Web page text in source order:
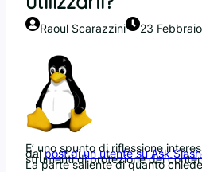
Raoul Scarazzini 23
E’ uno spunto di riflessione
dalpost di un utente su Ask
strumenti di protezione dei
La parte saliente di quanto